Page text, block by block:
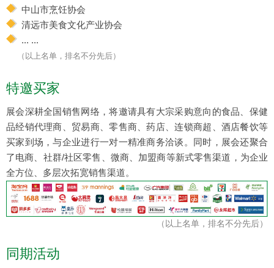
中山市烹饪协会
清远市美食文化产业协会
... ...
（以上名单，排名不分先后）
特邀买家
展会深耕全国销售网络，将邀请具有大宗采购意向的食品、保健
品经销代理商、贸易商、零售商、药店、连锁商超、酒店餐饮等
买家到场，与企业进行一对一精准商务洽谈。同时，展会还聚合
了电商、社群/社区零售、微商、加盟商等新式零售渠道，为企业
全方位、多层次拓宽销售渠道。
（以上名单，排名不分先后）
同期活动